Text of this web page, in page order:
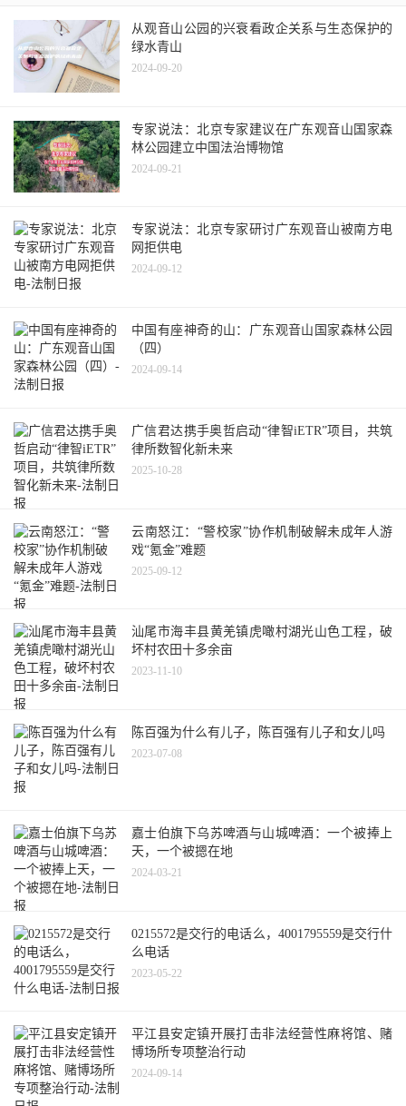
从观音山公园的兴衰看政企关系与生态保护的
绿水青山
2024-09-20
专家说法：北京专家建议在广东观音山国家森
林公园建立中国法治博物馆
2024-09-21
专家说法：北京专家研讨广东观音山被南方电
网拒供电
2024-09-12
中国有座神奇的山：广东观音山国家森林公园
（四）
2024-09-14
广信君达携手奥哲启动“律智iETR”项目，共筑
律所数智化新未来
2025-10-28
云南怒江：“警校家”协作机制破解未成年人游
戏“氪金”难题
2025-09-12
汕尾市海丰县黄羌镇虎噉村湖光山色工程，破
坏村农田十多余亩
2023-11-10
陈百强为什么有儿子，陈百强有儿子和女儿吗
2023-07-08
嘉士伯旗下乌苏啤酒与山城啤酒：一个被捧上
天，一个被摁在地
2024-03-21
0215572是交行的电话么，4001795559是交行什
么电话
2023-05-22
平江县安定镇开展打击非法经营性麻将馆、赌
博场所专项整治行动
2024-09-14